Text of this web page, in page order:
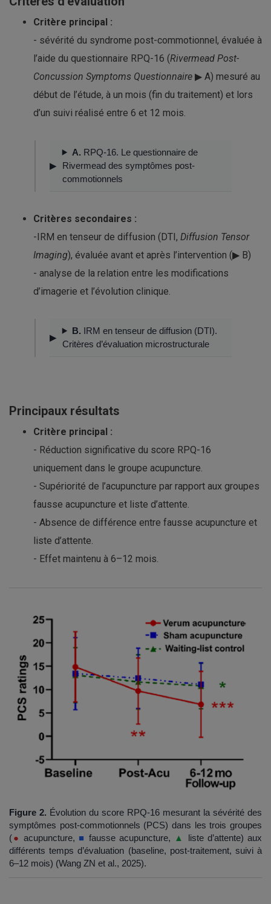
Critère principal :
- sévérité du syndrome post-commotionnel, évaluée à
l’aide du questionnaire RPQ-16 (Rivermead Post-
Concussion Symptoms Questionnaire ▶ A) mesuré au
début de l’étude, à un mois (fin du traitement) et lors
d’un suivi réalisé entre 6 et 12 mois.
A. RPQ-16. Le questionnaire de
Rivermead des symptômes post-
commotionnels
Critères secondaires :
-IRM en tenseur de diffusion (DTI, Diffusion Tensor
Imaging), évaluée avant et après l’intervention (▶ B)
- analyse de la relation entre les modifications
d’imagerie et l’évolution clinique.
B. IRM en tenseur de diffusion (DTI).
Critères d’évaluation microstructurale
Principaux résultats
Critère principal :
- Réduction significative du score RPQ-16
uniquement dans le groupe acupuncture.
- Supériorité de l’acupuncture par rapport aux groupes
fausse acupuncture et liste d’attente.
- Absence de différence entre fausse acupuncture et
liste d’attente.
- Effet maintenu à 6–12 mois.
Figure 2. Évolution du score RPQ-16 mesurant la sévérité des
symptômes post-commotionnels (PCS) dans les trois groupes
(● acupuncture, ■ fausse acupuncture, ▲
liste d’attente) aux
différents temps d’évaluation (baseline, post-traitement, suivi à
6–12 mois) (Wang ZN et al., 2025).